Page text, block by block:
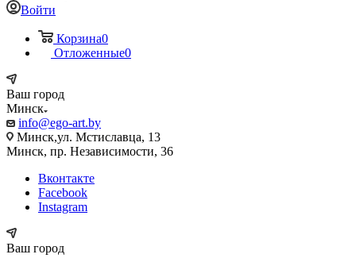
Войти
Корзина0
Отложенные0
Ваш город
Минск
info@ego-art.by
Минск,ул. Мстиславца, 13
Минск, пр. Независимости, 36
Вконтакте
Facebook
Instagram
Ваш город